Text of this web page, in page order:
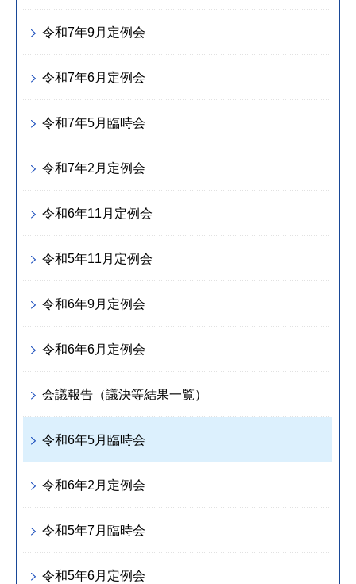
令和7年9月定例会
令和7年6月定例会
令和7年5月臨時会
令和7年2月定例会
令和6年11月定例会
令和5年11月定例会
令和6年9月定例会
令和6年6月定例会
会議報告（議決等結果一覧）
令和6年5月臨時会
令和6年2月定例会
令和5年7月臨時会
令和5年6月定例会